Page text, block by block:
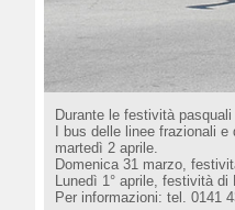
Durante le festività
I bus delle linee frazionali
martedì 2 aprile.
Domenica 31 marzo,
Lunedì 1° aprile, festività
Per informazioni: tel. 0141